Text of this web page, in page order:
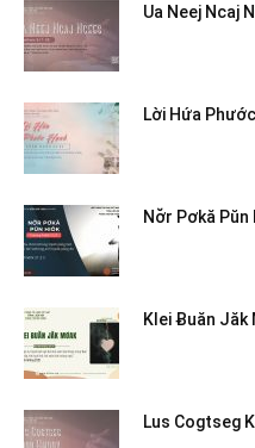
Ua Neej Ncaj
Lời Hứa
Nơ̆r Pơkă
Klei Ƀuăn Jăk
Lus Cogtseg